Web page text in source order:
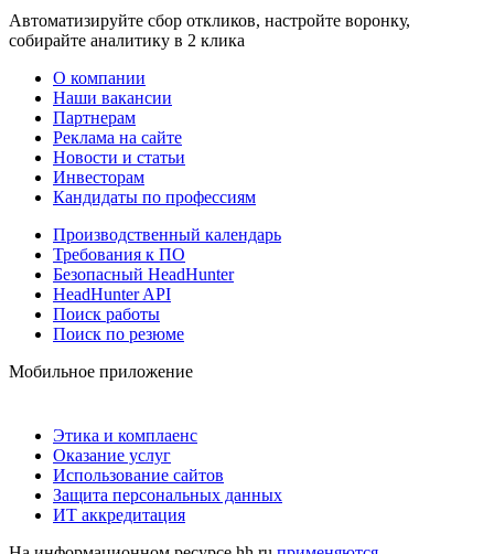
Автоматизируйте сбор откликов, настройте воронку,
собирайте аналитику в 2 клика
О компании
Наши вакансии
Партнерам
Реклама на сайте
Новости и статьи
Инвесторам
Кандидаты по профессиям
Производственный календарь
Требования к ПО
Безопасный HeadHunter
HeadHunter API
Поиск работы
Поиск по резюме
Мобильное приложение
Этика и комплаенс
Оказание услуг
Использование сайтов
Защита персональных данных
ИТ аккредитация